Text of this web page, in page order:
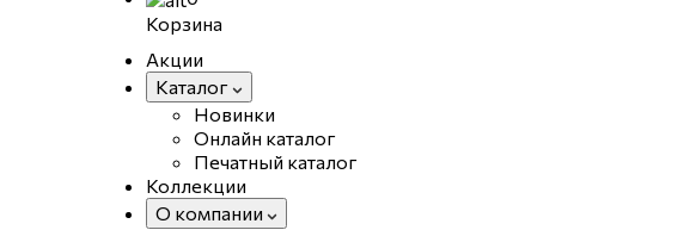
Корзина
Акции
Каталог
Новинки
Онлайн каталог
Печатный каталог
Коллекции
О компании